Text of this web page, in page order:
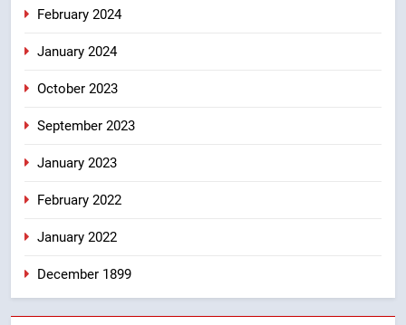
February 2024
January 2024
October 2023
September 2023
January 2023
February 2022
January 2022
December 1899